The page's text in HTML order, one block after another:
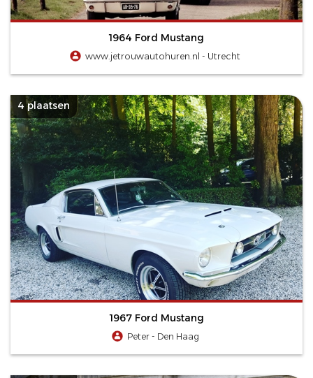
1964 Ford Mustang
www.jetrouwautohuren.nl - Utrecht
4 plaatsen
1967 Ford Mustang
Peter - Den Haag